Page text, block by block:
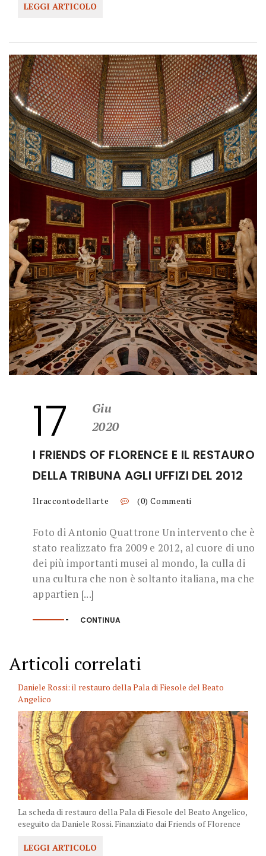
LEGGI ARTICOLO
17
Giu
2020
I FRIENDS OF FLORENCE E IL RESTAURO
DELLA TRIBUNA AGLI UFFIZI DEL 2012
Ilraccontodellarte (0) Commenti
Foto di Antonio Quattrone Un intervento che è
stato realizzato fra 2009 e 2012, al cuore di uno
dei più importanti musei al mondo, la culla di
una cultura che non è soltanto italiana, ma che
appartien [...]
CONTINUA
Articoli correlati
Daniele Rossi: il restauro della Pala di Fiesole del Beato
Angelico
La scheda di restauro della Pala di Fiesole del Beato Angelico,
eseguito da Daniele Rossi. Finanziato dai Friends of Florence
LEGGI ARTICOLO